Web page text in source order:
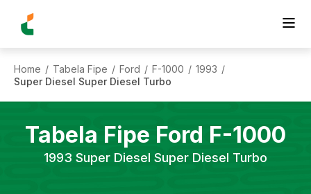
Home / Tabela Fipe / Ford / F-1000 / 1993 /
Super Diesel Super Diesel Turbo
Tabela Fipe Ford F-1000
1993 Super Diesel Super Diesel Turbo